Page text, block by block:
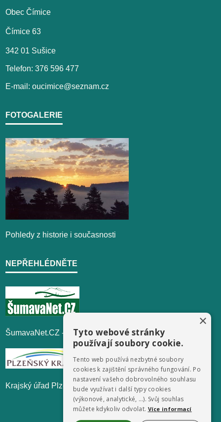
Obec Čímice
Čímice 63
342 01 Sušice
Telefon: 376 596 477
E-mail: oucimice@seznam.cz
FOTOGALERIE
Pohledy z historie i současnosti
NEPŘEHLÉDNĚTE
ŠumavaNet.CZ - informace o regionu
Krajský úřad Plzeňského kraje
×
Tyto webové stránky
používají soubory cookie.
Tento web používá nezbytné soubory
cookies k zajištění správného fungování. Po
nastavení vašeho dobrovolného souhlasu
bude využívat i další typy cookies
(výkonové, analytické, …). Svůj souhlas
můžete kdykoliv odvolat. Více informací